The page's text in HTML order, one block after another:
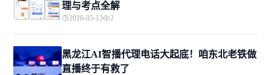
理与考点全解
2026-05-13 2
黑龙江AI智播代理电话大起底！咱东北老铁做
直播终于有救了